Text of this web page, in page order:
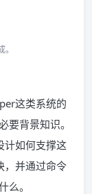
这类系统的
要背景知识。
计如何支撑这
，并通过命令
么。